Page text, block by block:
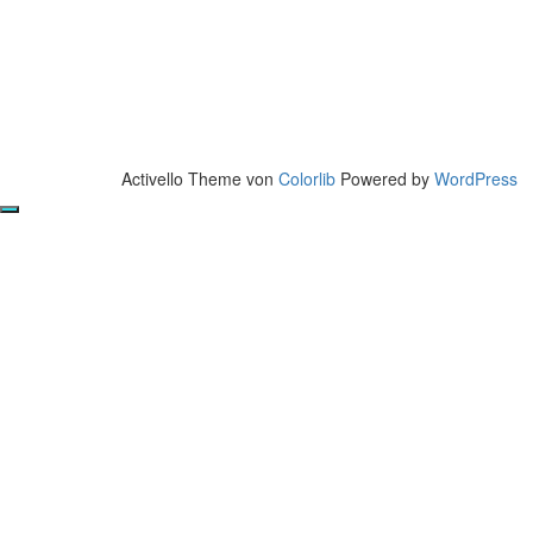
Activello Theme von Colorlib Powered by WordPress